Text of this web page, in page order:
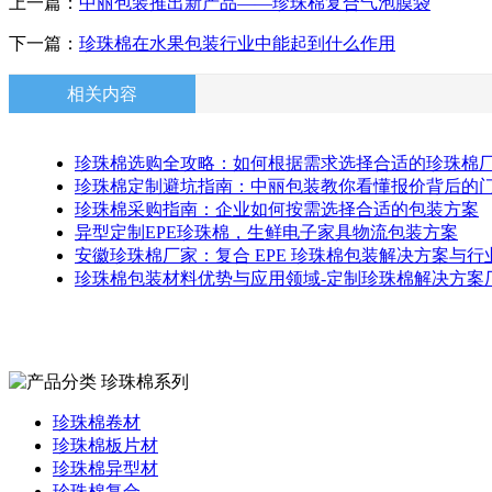
下一篇： 珍珠棉在水果包装行业中能起到什么作用
相关内容
珍珠棉选购全攻略：如何根据需求选择合适的珍珠棉
珍珠棉定制避坑指南：中丽包装教你看懂报价背后的
珍珠棉采购指南：企业如何按需选择合适的包装方案
异型定制EPE珍珠棉，生鲜电子家具物流包装方案
安徽珍珠棉厂家：复合 EPE 珍珠棉包装解决方案与行
珍珠棉包装材料优势与应用领域-定制珍珠棉解决方案
珍珠棉系列
珍珠棉卷材
珍珠棉板片材
珍珠棉异型材